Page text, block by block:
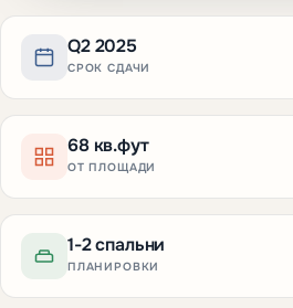
Q2 2025
СРОК СДАЧИ
68 кв.фут
ОТ ПЛОЩАДИ
1-2 спальни
ПЛАНИРОВКИ